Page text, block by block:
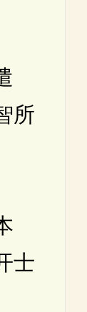
所
士